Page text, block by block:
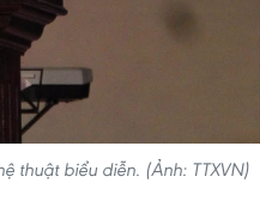
thuật biểu diễn. (Ảnh: TTXVN)